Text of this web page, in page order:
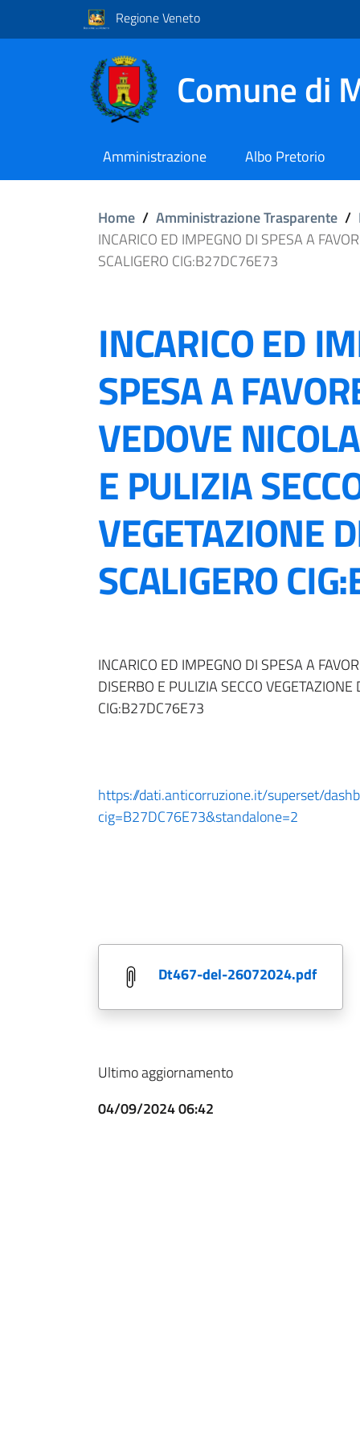
Regione Veneto
Comune di
Amministrazione Albo Pretorio
Home / Amministrazione Trasparente /
INCARICO ED IMPEGNO DI SPESA A
SCALIGERO CIG:B27DC76E73
INCARICO ED
SPESA A
VEDOVE
E PULIZIA
VEGETAZIONE
SCALIGERO
INCARICO ED IMPEGNO DI SPESA A
DISERBO E PULIZIA SECCO
CIG:B27DC76E73
https://dati.anticorruzione.it/superset/
cig=B27DC76E73&standalone=2
dt467-del-26072024.pdf
Ultimo aggiornamento
04/09/2024 06:42